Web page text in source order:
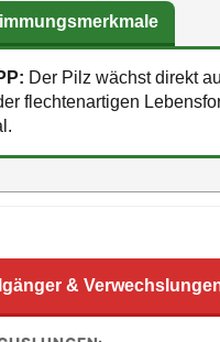
Der Pilz wächst direkt
flechtenartigen
&